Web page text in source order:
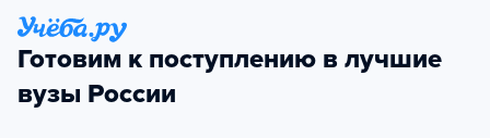
Готовим к поступлению в лучшие
вузы России